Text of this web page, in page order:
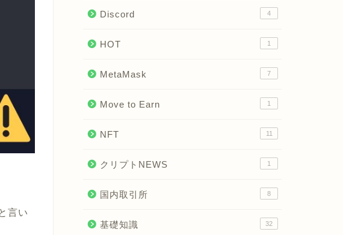
言い
Discord 4
HOT 1
MetaMask 7
Move to Earn 1
NFT 11
クリプトNEWS 1
国内取引所 8
基礎知識 32